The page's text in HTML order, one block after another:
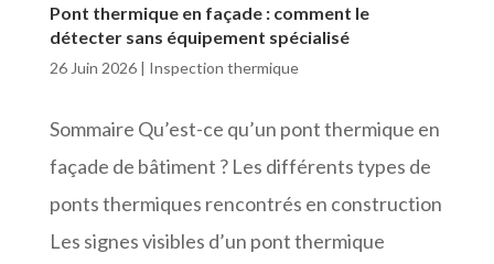
Pont thermique en façade : comment le
détecter sans équipement spécialisé
26 Juin 2026| Inspection thermique
Sommaire Qu’est-ce qu’un pont thermique en
façade de bâtiment ? Les différents types de
ponts thermiques rencontrés en construction
Les signes visibles d’un pont thermique